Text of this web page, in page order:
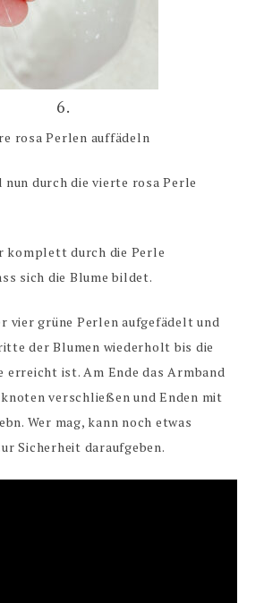
6.
rosa Perlen auffädeln
nun durch die vierte rosa Perle
komplett durch die Perle
sich die Blume bildet.
vier grüne Perlen aufgefädelt und
der Blumen wiederholt bis die
erreicht ist. Am Ende das Armband
verschließen und Enden mit
Wer mag, kann noch etwas
Sicherheit daraufgeben.